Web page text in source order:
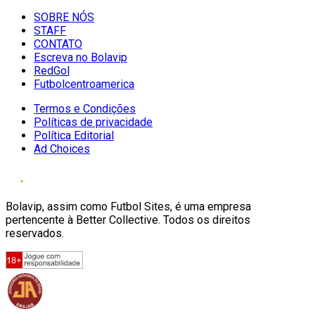
SOBRE NÓS
STAFF
CONTATO
Escreva no Bolavip
RedGol
Futbolcentroamerica
Termos e Condições
Políticas de privacidade
Política Editorial
Ad Choices
Bolavip, assim como Futbol Sites, é uma empresa
pertencente à Better Collective. Todos os direitos
reservados.